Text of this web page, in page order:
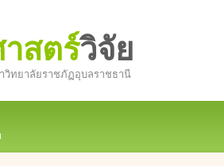
สตร์วิจัย
วิทยาลัยราชภัฏอุบลราชธานี